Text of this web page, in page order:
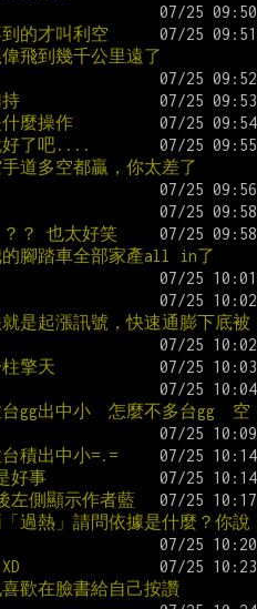
的才叫利空
飛到幾千公里遠了
麼操作
好了吧....
道多空都贏，你太差了
？ 也太好笑
腳踏車全部家產all in了
是起漲訊號，快速通膨下底被
擎天
gg出中小  怎麼不多台gg  空
積出中小=.=
好事
左側顯示作者藍
過熱」請問依據是什麼？你說
歡在臉書給自己按讚